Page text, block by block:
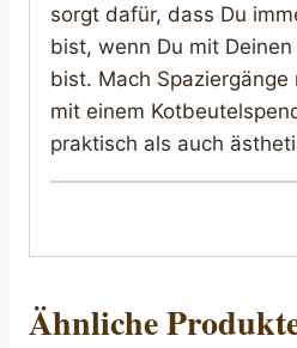
sorgt dafür, dass Du
bist, wenn Du mit
bist. Mach Spaziergänge
mit einem
praktisch als auch
Ähnliche